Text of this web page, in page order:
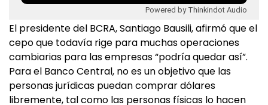
Powered by Thinkindot Audio
El presidente del BCRA, Santiago Bausili, afirmó que el
cepo que todavía rige para muchas operaciones
cambiarias para las empresas “podría quedar así”.
Para el Banco Central, no es un objetivo que las
personas jurídicas puedan comprar dólares
libremente, tal como las personas físicas lo hacen